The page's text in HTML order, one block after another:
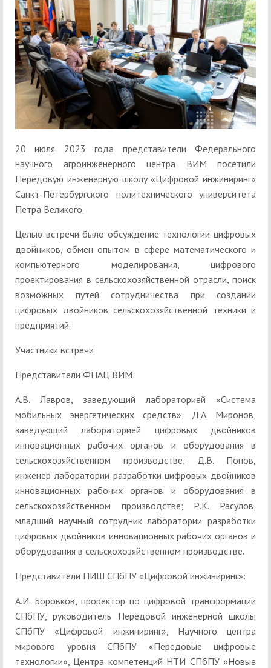
20 июля 2023 года представители Федерального
научного агроинженерного центра ВИМ посетили
Передовую инженерную школу «Цифровой инжиниринг»
Санкт-Петербургского политехнического университета
Петра Великого.
Целью встречи было обсуждение технологии цифровых
двойников, обмен опытом в сфере математического и
компьютерного моделирования, цифрового
проектирования в сельскохозяйственной отрасли, поиск
возможных путей сотрудничества при создании
цифровых двойников сельскохозяйственной техники и
предприятий.
Участники встречи
Представители ФНАЦ ВИМ:
А.В. Лавров, заведующий лабораторией «Система
мобильных энергетических средств»; Д.А. Миронов,
заведующий лабораторией цифровых двойников
инновационных рабочих органов и оборудования в
сельскохозяйственном производстве; Д.В. Попов,
инженер лаборатории разработки цифровых двойников
инновационных рабочих органов и оборудования в
сельскохозяйственном производстве; Р.К. Расулов,
младший научный сотрудник лаборатории разработки
цифровых двойников инновационных рабочих органов и
оборудования в сельскохозяйственном производстве.
Представители ПИШ СПбПУ «Цифровой инжиниринг»:
А.И. Боровков, проректор по цифровой трансформации
СПбПУ, руководитель Передовой инженерной школы
СПбПУ «Цифровой инжиниринг», Научного центра
мирового уровня СПбПУ «Передовые цифровые
технологии», Центра компетенций НТИ СПбПУ «Новые